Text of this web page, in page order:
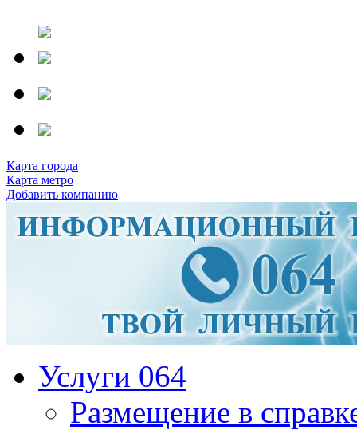
Карта города
Карта метро
Добавить компанию
Услуги 064
Размещение в